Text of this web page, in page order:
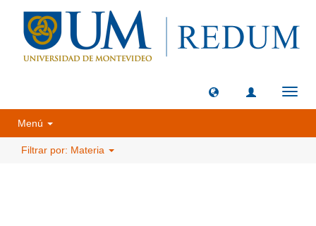
Menú
Filtrar por: Materia